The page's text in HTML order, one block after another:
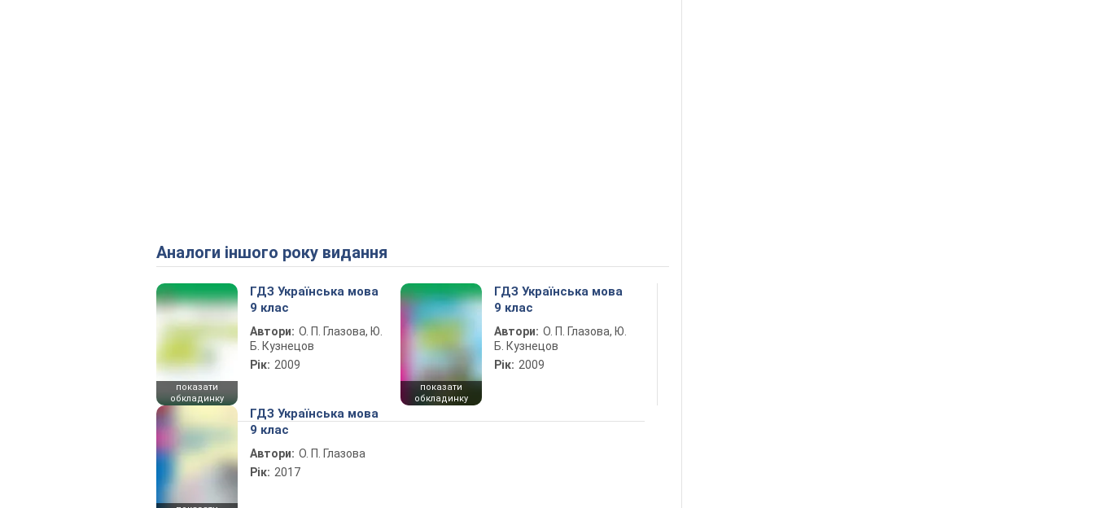
Аналоги іншого року видання
показати
обкладинку
ГДЗ Українська мова
9 клас
Автори: О. П. Глазова, Ю.
Б. Кузнецов
Рік: 2009
показати
обкладинку
ГДЗ Українська мова
9 клас
Автори: О. П. Глазова, Ю.
Б. Кузнецов
Рік: 2009
ГДЗ Українська мова
9 клас
Автори: О. П. Глазова
Рік: 2017